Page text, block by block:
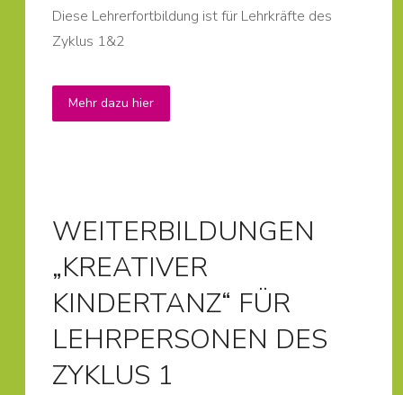
Diese Lehrerfortbildung ist für Lehrkräfte des
Zyklus 1&2
Mehr dazu hier
WEITERBILDUNGEN
„KREATIVER
KINDERTANZ“ FÜR
LEHRPERSONEN DES
ZYKLUS 1